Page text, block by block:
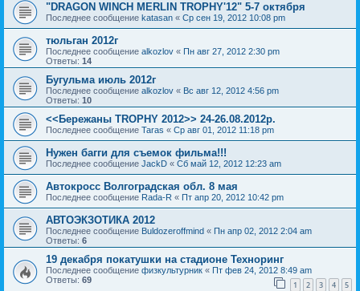
"DRAGON WINCH MERLIN TROPHY'12" 5-7 октября
Последнее сообщение katasan « Ср сен 19, 2012 10:08 pm
тюльган 2012г
Последнее сообщение alkozlov « Пн авг 27, 2012 2:30 pm
Ответы: 14
Бугульма июль 2012г
Последнее сообщение alkozlov « Вс авг 12, 2012 4:56 pm
Ответы: 10
<<Бережаны TROPHY 2012>> 24-26.08.2012р.
Последнее сообщение Taras « Ср авг 01, 2012 11:18 pm
Нужен багги для съемок фильма!!!
Последнее сообщение JackD « Сб май 12, 2012 12:23 am
Автокросс Волгоградская обл. 8 мая
Последнее сообщение Rada-R « Пт апр 20, 2012 10:42 pm
АВТОЭКЗОТИКА 2012
Последнее сообщение Buldozeroffmind « Пн апр 02, 2012 2:04 am
Ответы: 6
19 декабря покатушки на стадионе Техноринг
Последнее сообщение физкультурник « Пт фев 24, 2012 8:49 am
Ответы: 69 1 2 3 4 5